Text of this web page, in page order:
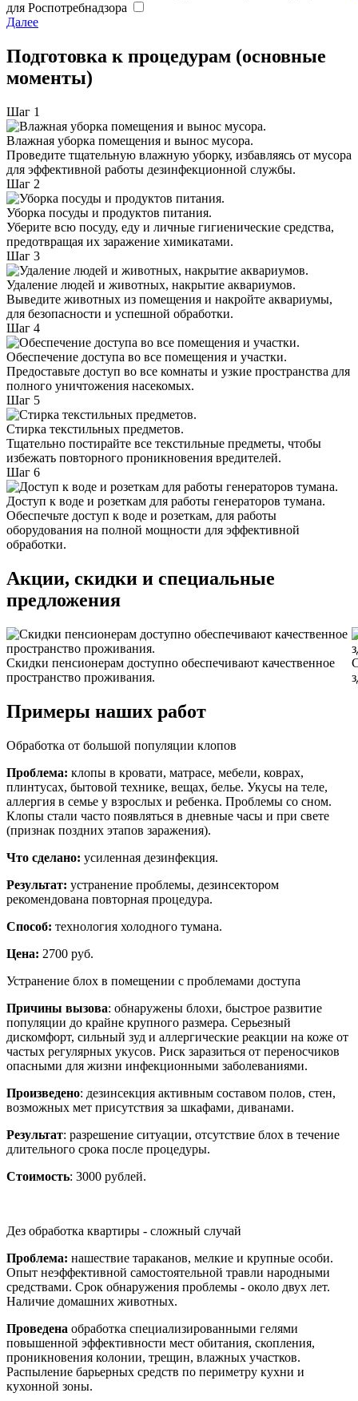
для Роспотребнадзора
Далее
Подготовка к процедурам (основные
моменты)
Шаг 1
Влажная уборка помещения и вынос мусора.
Проведите тщательную влажную уборку, избавляясь от мусора
для эффективной работы дезинфекционной службы.
Шаг 2
Уборка посуды и продуктов питания.
Уберите всю посуду, еду и личные гигиенические средства,
предотвращая их заражение химикатами.
Шаг 3
Удаление людей и животных, накрытие аквариумов.
Выведите животных из помещения и накройте аквариумы,
для безопасности и успешной обработки.
Шаг 4
Обеспечение доступа во все помещения и участки.
Предоставьте доступ во все комнаты и узкие пространства для
полного уничтожения насекомых.
Шаг 5
Стирка текстильных предметов.
Тщательно постирайте все текстильные предметы, чтобы
избежать повторного проникновения вредителей.
Шаг 6
Доступ к воде и розеткам для работы генераторов тумана.
Обеспечьте доступ к воде и розеткам, для работы
оборудования на полной мощности для эффективной
обработки.
Акции, скидки и специальные
предложения
Скидки пенсионерам доступно обеспечивают качественное
пространство проживания.
Примеры наших работ
Обработка от большой популяции клопов
Проблема: клопы в кровати, матрасе, мебели, коврах,
плинтусах, бытовой технике, вещах, белье. Укусы на теле,
аллергия в семье у взрослых и ребенка. Проблемы со сном.
Клопы стали часто появляться в дневные часы и при свете
(признак поздних этапов заражения).
Что сделано: усиленная дезинфекция.
Результат: устранение проблемы, дезинсектором
рекомендована повторная процедура.
Способ: технология холодного тумана.
Цена: 2700 руб.
Устранение блох в помещении с проблемами доступа
Причины вызова: обнаружены блохи, быстрое развитие
популяции до крайне крупного размера. Серьезный
дискомфорт, сильный зуд и аллергические реакции на коже от
частых регулярных укусов. Риск заразиться от переносчиков
опасными для жизни инфекционными заболеваниями.
Произведено: дезинсекция активным составом полов, стен,
возможных мет присутствия за шкафами, диванами.
Результат: разрешение ситуации, отсутствие блох в течение
длительного срока после процедуры.
Стоимость: 3000 рублей.
Дез обработка квартиры - сложный случай
Проблема: нашествие тараканов, мелкие и крупные особи.
Опыт неэффективной самостоятельной травли народными
средствами. Срок обнаружения проблемы - около двух лет.
Наличие домашних животных.
Проведена обработка специализированными гелями
повышенной эффективности мест обитания, скопления,
проникновения колонии, трещин, влажных участков.
Распыление барьерных средств по периметру кухни и
кухонной зоны.